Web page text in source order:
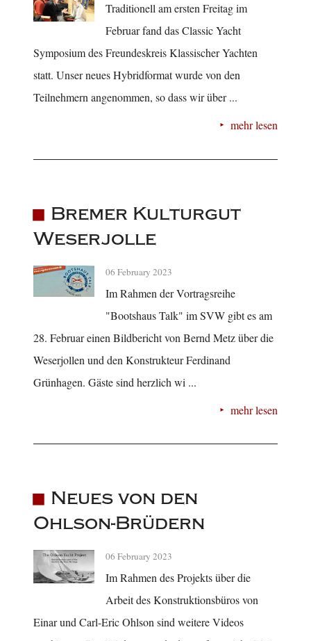
Traditionell am ersten Freitag im
Februar fand das Classic Yacht
Symposium des Freundeskreis Klassischer Yachten
statt. Unser neues Hybridformat wurde von den
Teilnehmern angenommen, so dass wir über ...
mehr lesen
Bremer Kulturgut
Weserjolle
06 February 2023
Im Rahmen der Vortragsreihe
"Bootshaus Talk" im SVW gibt es am
28. Februar einen Bildbericht von Bernd Metz über die
Weserjollen und den Konstrukteur Ferdinand
Grünhagen. Gäste sind herzlich wi ...
mehr lesen
Neues von den
Ohlson-Brüdern
06 February 2023
Im Rahmen des Projekts über die
Arbeit des Konstruktionsbüros von
Einar und Carl-Eric Ohlson sind weitere Videos